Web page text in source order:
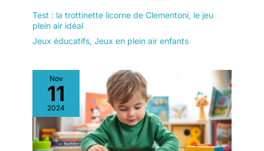
Test : la trottinette licorne de Clementoni, le jeu
plein air idéal
Jeux éducatifs, Jeux en plein air enfants
Nov
11
2024